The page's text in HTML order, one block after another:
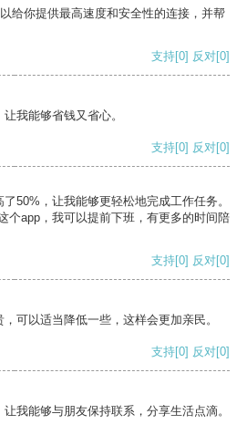
给你提供最高速度和安全性的连接，并帮
支持[0] 反对[0]
我能够省钱又省心。
支持[0] 反对[0]
50%，让我能够更轻松地完成工作任务。
个app，我可以提前下班，有更多的时间陪
支持[0] 反对[0]
可以适当降低一些，这样会更加亲民。
支持[0] 反对[0]
我能够与朋友保持联系，分享生活点滴。